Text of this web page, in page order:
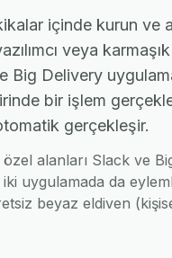
içinde kurun ve
veya
Big Delivery
bir işlem
gerçekleşir.
alanları Slack ve
uygulamada da
beyaz eldiven